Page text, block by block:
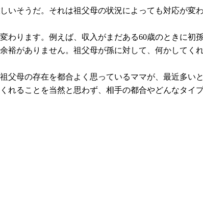
いそうだ。それは祖父母の状況によっても対応が変
わります。例えば、収入がまだある60歳のときに
裕がありません。祖父母が孫に対して、何かしてく
父母の存在を都合よく思っているママが、最近多
れることを当然と思わず、相手の都合やどんなタイ